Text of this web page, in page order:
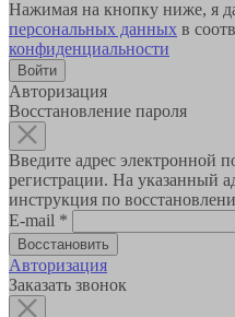
Нажимая на кнопку ниже, я
персональных данных в
конфиденциальности
Авторизация
Восстановление пароля
Введите адрес электронной
регистрации. На указанный
инструкция по
E-mail *
Авторизация
Заказать звонок